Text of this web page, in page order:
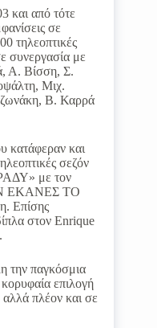
και από τότε
σε
τηλεοπτικές
συνεργασία με
Α. Βίσση, Σ.
Μιχ.
Β. Καρρά
κατάφεραν και
σεζόν
με τον
ΕΚΑΝΕΣ ΤΟ
Επίσης
στον Enrique
την παγκόσμια
επιλογή
πλέον και σε